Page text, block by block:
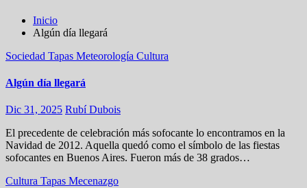
Inicio
Algún día llegará
Sociedad Tapas Meteorología Cultura
Algún día llegará
Dic 31, 2025 Rubí Dubois
El precedente de celebración más sofocante lo encontramos en la
Navidad de 2012. Aquella quedó como el símbolo de las fiestas
sofocantes en Buenos Aires. Fueron más de 38 grados…
Cultura Tapas Mecenazgo